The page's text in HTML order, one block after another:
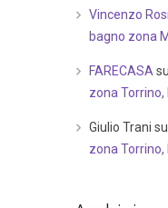
Vincenzo
bagno zona
FARECASA su
zona Torrino,
Giulio Trani su
zona Torrino,